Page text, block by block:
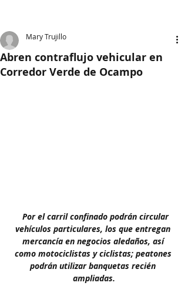
Abren contraflujo vehicular en
Corredor Verde de Ocampo
Mary Trujillo
Por el carril confinado podrán circular
vehículos particulares, los que entregan
mercancía en negocios aledaños, así
como motociclistas y ciclistas; peatones
podrán utilizar banquetas recién
ampliadas.